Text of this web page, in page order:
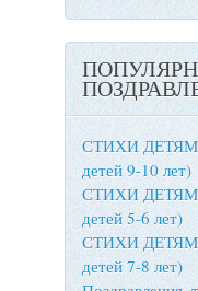
СТИХИ ДЕТЯМ
детей 9-10 лет)
СТИХИ ДЕТЯМ
детей 5-6 лет)
СТИХИ ДЕТЯМ
детей 7-8 лет)